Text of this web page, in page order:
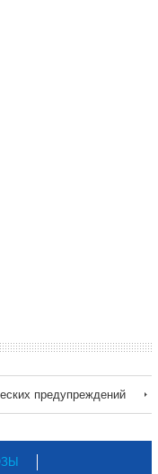
предупреждений